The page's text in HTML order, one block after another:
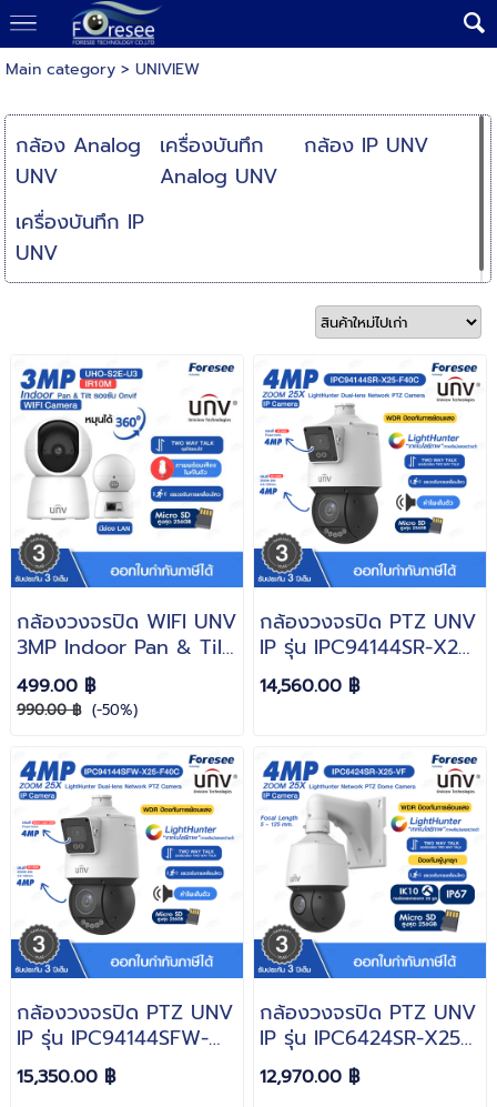
Main category> UNIVIEW
กล้อง Analog
UNV
เครื่องบันทึก
Analog UNV
กล้อง IP UNV
เครื่องบันทึก IP
UNV
กล้องวงจรปิด WIFI UNV
3MP Indoor Pan & Tilt
Wi-Fi Camera รุ่น Uho-
S2E-U3 รับประกัน 3 ปี
Robot Smart AI
Security IP Camera
499.00 ฿
990.00 ฿ (-50%)
กล้องวงจรปิด PTZ UNV
IP รุ่น IPC94144SR-X25-
F40C Zoom 25X ความ
ละเอียด 4MP+4MP
14,560.00 ฿
กล้องวงจรปิด PTZ UNV
IP รุ่น IPC94144SFW-
X25-F40C Zoom 25X
ความละเอียด 4MP+4MP
15,350.00 ฿
กล้องวงจรปิด PTZ UNV
IP รุ่น IPC6424SR-X25-
VF Zoom 25X ความ
ละเอียด 4MP
12,970.00 ฿